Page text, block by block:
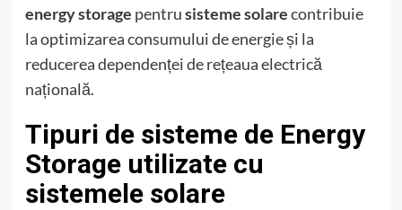
energy storage pentrusisteme solarecontribuie
la optimizarea consumului de energie și la
reducerea dependenței de rețeaua electrică
națională.
Tipuri de sisteme de Energy
Storage utilizate cu
sistemele solare